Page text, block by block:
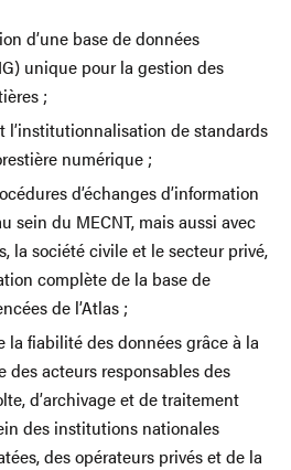
d’une base de données
unique pour la gestion des
;
l’institutionnalisation de standards
numérique ;
d’échanges d’information
sein du MECNT, mais aussi avec
la société civile et le secteur privé,
complète de la base de
de l’Atlas ;
la fiabilité des données grâce à la
des acteurs responsables des
d’archivage et de traitement
des institutions nationales
des opérateurs privés et de la